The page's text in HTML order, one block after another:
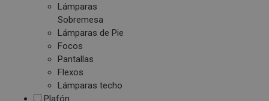
Lámparas
Sobremesa
Lámparas de Pie
Focos
Pantallas
Flexos
Lámparas techo
Plafón